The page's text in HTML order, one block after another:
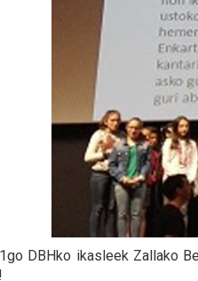
DBHko ikasleek Zallako